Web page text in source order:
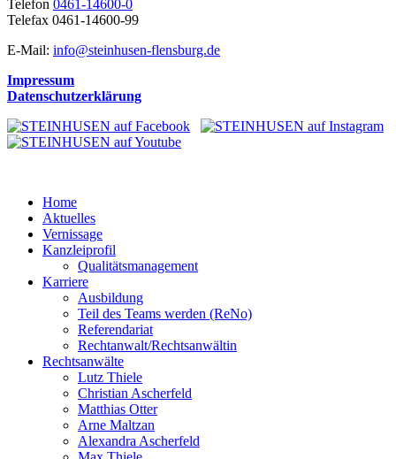
Telefon 0461-14600-0
Telefax 0461-14600-99
E-Mail: info@steinhusen-flensburg.de
Impressum
Datenschutzerklärung
Home
Aktuelles
Vernissage
Kanzleiprofil
Qualitätsmanagement
Karriere
Ausbildung
Teil des Teams werden (ReNo)
Referendariat
Rechtanwalt/Rechtsanwältin
Rechtsanwälte
Lutz Thiele
Christian Ascherfeld
Matthias Otter
Arne Maltzan
Alexandra Ascherfeld